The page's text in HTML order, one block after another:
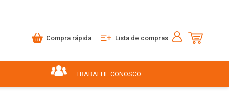
Compra rápida Lista de compras
TRABALHE CONOSCO